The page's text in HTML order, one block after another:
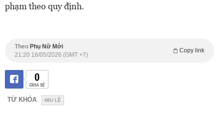
phạm theo quy định.
Theo Phụ Nữ Mới
Copy link
21:20 16/05/2026 (GMT +7)
0
CHIA SẺ
TỪ KHÓA MIU LÊ